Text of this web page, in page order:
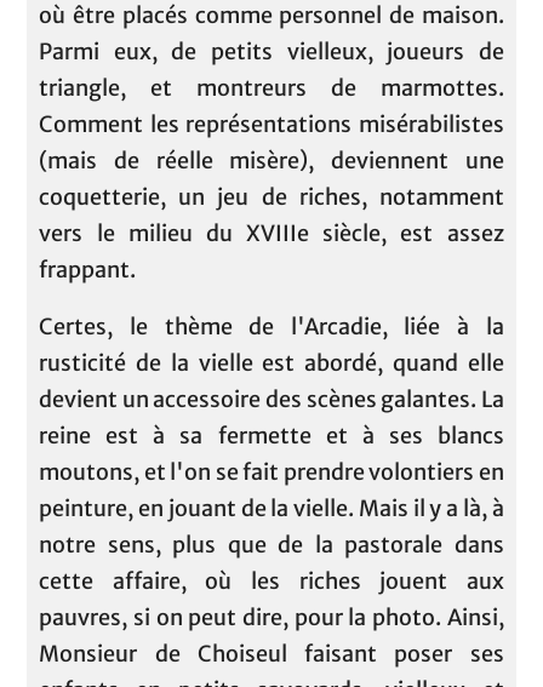
où être placés comme personnel de maison.
Parmi eux, de petits vielleux, joueurs de
triangle, et montreurs de marmottes.
Comment les représentations misérabilistes
(mais de réelle misère), deviennent une
coquetterie, un jeu de riches, notamment
vers le milieu du XVIIIe siècle, est assez
frappant.
Certes, le thème de l'Arcadie, liée à la
rusticité de la vielle est abordé, quand elle
devient un accessoire des scènes galantes. La
reine est à sa fermette et à ses blancs
moutons, et l'on se fait prendre volontiers en
peinture, en jouant de la vielle. Mais il y a là, à
notre sens, plus que de la pastorale dans
cette affaire, où les riches jouent aux
pauvres, si on peut dire, pour la photo. Ainsi,
Monsieur de Choiseul faisant poser ses